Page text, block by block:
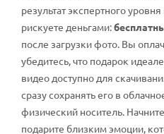
результат экспертного
рискуете деньгами:
после загрузки фото. Вы
убедитесь, что подарок
видео доступно для
сразу сохранять его в
физический носитель.
подарите близким эмоции,